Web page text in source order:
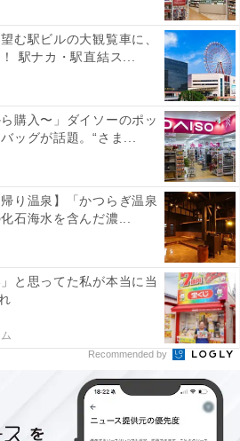
かにしたいという人は、100均に
スして、家の雰囲気に合うしめ縄
を飾って邪気を払いましょう。108円（セリ
む駅ビルの大観覧車に、
駅ナカ・駅直結ス...
購入〜」ダイソーのポッ
ッグが話題。“さま...
り温泉】「かつらぎ温泉
石海水を含んだ濃...
と思ってた私が本当に当
Recommended by